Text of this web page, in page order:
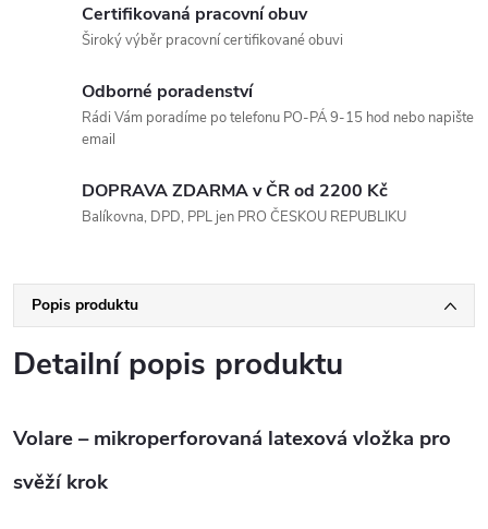
Certifikovaná pracovní obuv
Široký výběr pracovní certifikované obuvi
Odborné poradenství
Rádi Vám poradíme po telefonu PO-PÁ 9-15 hod nebo napište
email
DOPRAVA ZDARMA v ČR od 2200 Kč
Balíkovna, DPD, PPL jen PRO ČESKOU REPUBLIKU
Popis produktu
Detailní popis produktu
Volare – mikroperforovaná latexová vložka pro
svěží krok